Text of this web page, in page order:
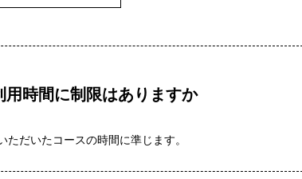
用時間に制限はありますか
ただいたコースの時間に準じます。